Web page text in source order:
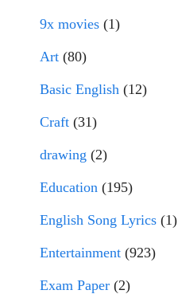
9x movies (1)
Art (80)
Basic English (12)
Craft (31)
drawing (2)
Education (195)
English Song Lyrics (1)
Entertainment (923)
Exam Paper (2)